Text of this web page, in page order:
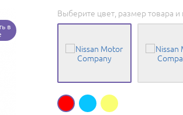
в
Выберите цвет, размер товара и